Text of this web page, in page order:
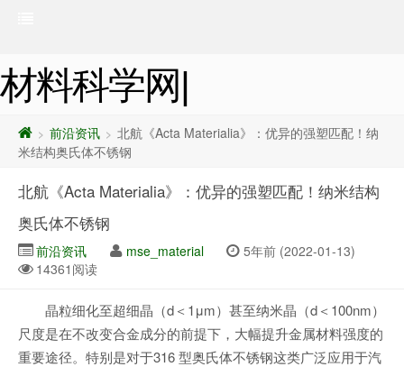
材料科学网|
> 前沿资讯 > 北航《Acta Materialia》：优异的强塑匹配！纳
米结构奥氏体不锈钢
北航《Acta Materialia》：优异的强塑匹配！纳米结构
奥氏体不锈钢
前沿资讯 mse_material
5年前 (2022-01-13)
14361阅读
晶粒细化至超细晶（d＜1μm）甚至纳米晶（d＜100nm）
尺度是在不改变合金成分的前提下，大幅提升金属材料强度的
重要途径。特别是对于316 型奥氏体不锈钢这类广泛应用于汽